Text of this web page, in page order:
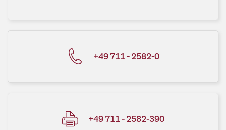
+49 711 - 2582-0
+49 711 - 2582-390